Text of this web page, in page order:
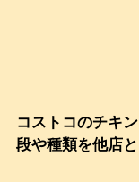
コストコのチキ
段や種類を他店